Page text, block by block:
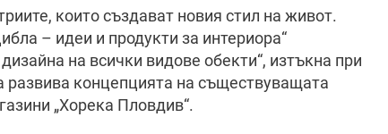
които създават новия стил на живот.
– идеи и продукти за интериора“
на всички видове обекти“, изтъкна при
концепцията на съществуващата
„Хорека Пловдив“.